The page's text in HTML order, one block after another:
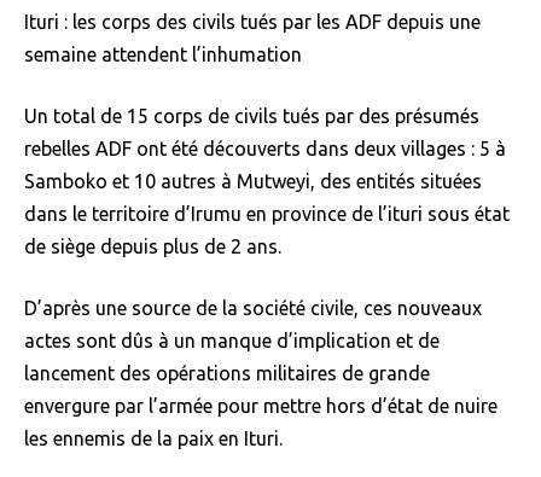
Ituri : les corps des civils tués par les ADF depuis une
semaine attendent l’inhumation
Un total de 15 corps de civils tués par des présumés
rebelles ADF ont été découverts dans deux villages : 5 à
Samboko et 10 autres à Mutweyi, des entités situées
dans le territoire d’Irumu en province de l’ituri sous état
de siège depuis plus de 2 ans.
D’après une source de la société civile, ces nouveaux
actes sont dûs à un manque d’implication et de
lancement des opérations militaires de grande
envergure par l’armée pour mettre hors d’état de nuire
les ennemis de la paix en Ituri.